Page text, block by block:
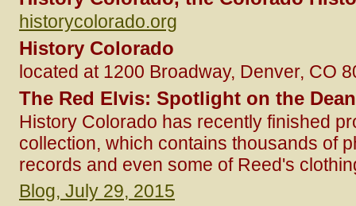
historycolorado.org
History Colorado
located at 1200 Broadway, Denver, CO
The Red Elvis: Spotlight on the
History Colorado has recently finished
collection, which contains thousands of
records and even some of Reed's
Blog, July 29, 2015